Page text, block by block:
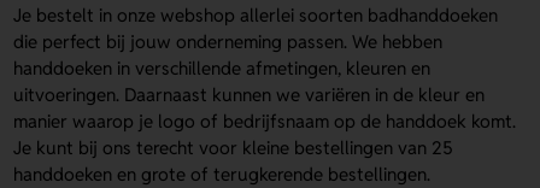
Je bestelt in onze webshop allerlei soorten badhanddoeken
die perfect bij jouw onderneming passen. We hebben
handdoeken in verschillende afmetingen, kleuren en
uitvoeringen. Daarnaast kunnen we variëren in de kleur en
manier waarop je logo of bedrijfsnaam op de handdoek komt.
Je kunt bij ons terecht voor kleine bestellingen van 25
handdoeken en grote of terugkerende bestellingen.